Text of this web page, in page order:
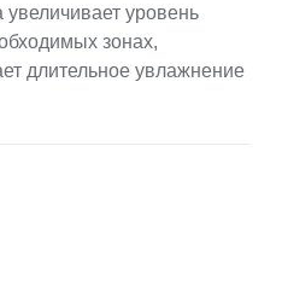
уровень
зонах,
длительное увлажнение